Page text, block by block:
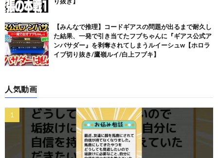
【みんなで推理】コードギアスの問題が出るまで耐久し
た結果、一発で引き当てたフブちゃんに『ギアス公式ア
ンバサダー』を剥奪されてしまうルイーシュw【ホロラ
イブ切り抜き/鷹嶺ルイ/白上フブキ】
人気動画